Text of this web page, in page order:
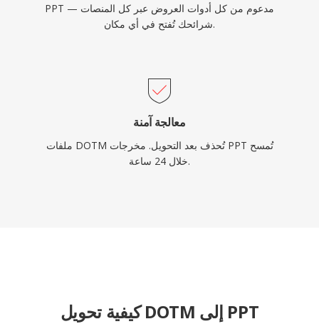
PPT مدعوم من كل أدوات العروض عبر كل المنصات —
شرائحك تُفتح في أي مكان.
معالجة آمنة
ملفات DOTM تُحذف بعد التحويل. مخرجات PPT تُمسح
خلال 24 ساعة.
كيفية تحويل DOTM إلى PPT